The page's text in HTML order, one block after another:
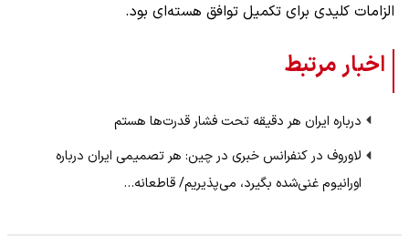
الزامات کلیدی برای تکمیل توافق هسته‌ای بود.
اخبار مرتبط
درباره ایران هر دقیقه تحت فشار قدرت‌ها هستم
لاوروف در کنفرانس خبری در چین: هر تصمیمی ایران درباره
اورانیوم غنی‌شده بگیرد، می‌پذیریم/ قاطعانه…